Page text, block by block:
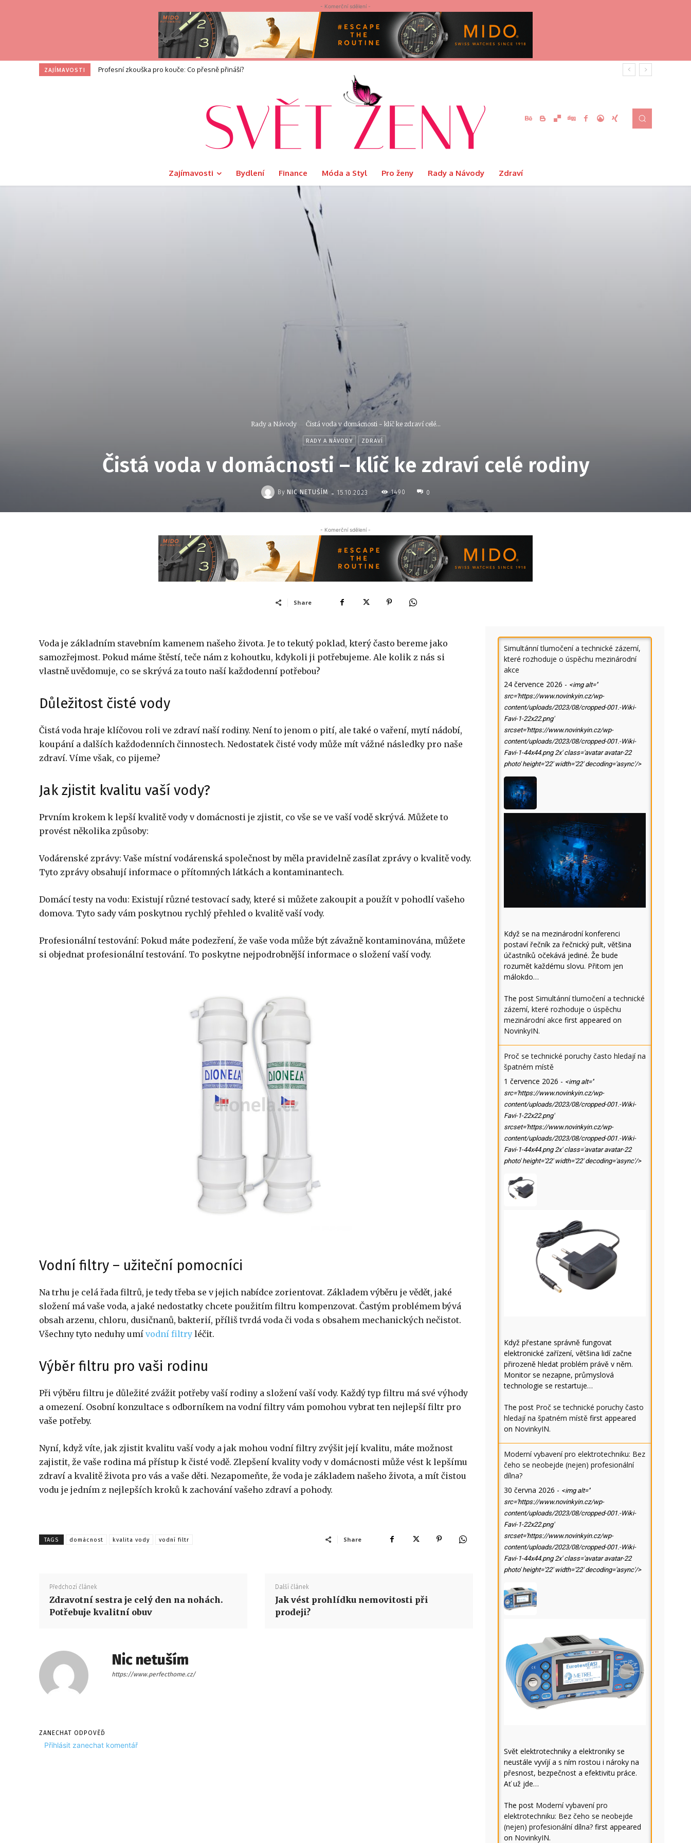
- Komerční sdělení -
ZAJÍMAVOSTI Profesní zkouška pro kouče: Co přesně přináší?
I na toaletě si zasloužíte dotek luxusu. Velvet představuje limitovanou edici Ritual s podmanivou vůní Orientu
Zajímavosti Bydlení Finance Móda a Styl Pro ženy Rady a Návody Zdraví
Rady a Návody Čistá voda v domácnosti - klíč ke zdraví celé...
RADY A NÁVODY ZDRAVÍ
Čistá voda v domácnosti – klíč ke zdraví celé rodiny
By NIC NETUŠÍM - 15.10.2023 1490 0
- Komerční sdělení -
Share
Voda je základním stavebním kamenem našeho života. Je to tekutý poklad, který často bereme jako
samozřejmost. Pokud máme štěstí, teče nám z kohoutku, kdykoli ji potřebujeme. Ale kolik z nás si
vlastně uvědomuje, co se skrývá za touto naší každodenní potřebou?
Důležitost čisté vody
Čistá voda hraje klíčovou roli ve zdraví naší rodiny. Není to jenom o pití, ale také o vaření, mytí nádobí,
koupání a dalších každodenních činnostech. Nedostatek čisté vody může mít vážné následky pro naše
zdraví. Víme však, co pijeme?
Jak zjistit kvalitu vaší vody?
Prvním krokem k lepší kvalitě vody v domácnosti je zjistit, co vše se ve vaší vodě skrývá. Můžete to
provést několika způsoby:
Vodárenské zprávy: Vaše místní vodárenská společnost by měla pravidelně zasílat zprávy o kvalitě vody.
Tyto zprávy obsahují informace o přítomných látkách a kontaminantech.
Domácí testy na vodu: Existují různé testovací sady, které si můžete zakoupit a použít v pohodlí vašeho
domova. Tyto sady vám poskytnou rychlý přehled o kvalitě vaší vody.
Profesionální testování: Pokud máte podezření, že vaše voda může být závažně kontaminována, můžete
si objednat profesionální testování. To poskytne nejpodrobnější informace o složení vaší vody.
Vodní filtry – užiteční pomocníci
Na trhu je celá řada filtrů, je tedy třeba se v jejich nabídce zorientovat. Základem výběru je vědět, jaké
složení má vaše voda, a jaké nedostatky chcete použitím filtru kompenzovat. Častým problémem bývá
obsah arzenu, chloru, dusičnanů, bakterií, příliš tvrdá voda či voda s obsahem mechanických nečistot.
Všechny tyto neduhy umí vodní filtry léčit.
Výběr filtru pro vaši rodinu
Při výběru filtru je důležité zvážit potřeby vaší rodiny a složení vaší vody. Každý typ filtru má své výhody
a omezení. Osobní konzultace s odborníkem na vodní filtry vám pomohou vybrat ten nejlepší filtr pro
vaše potřeby.
Nyní, když víte, jak zjistit kvalitu vaší vody a jak mohou vodní filtry zvýšit její kvalitu, máte možnost
zajistit, že vaše rodina má přístup k čisté vodě. Zlepšení kvality vody v domácnosti může vést k lepšímu
zdraví a kvalitě života pro vás a vaše děti. Nezapomeňte, že voda je základem našeho života, a mít čistou
vodu je jedním z nejlepších kroků k zachování vašeho zdraví a pohody.
TAGS domácnost kvalita vody vodní filtr Share
Předchozí článek
Zdravotní sestra je celý den na nohách.
Potřebuje kvalitní obuv
Další článek
Jak vést prohlídku nemovitosti při
prodeji?
Nic netuším
https://www.perfecthome.cz/
ZANECHAT ODPOVĚĎ
Přihlásit zanechat komentář
Simultánní tlumočení a technické zázemí,
které rozhoduje o úspěchu mezinárodní
akce
24 července 2026 - <img alt=''
src='https://www.novinkyin.cz/wp-
content/uploads/2023/08/cropped-001.-Wiki-
Favi-1-22x22.png'
srcset='https://www.novinkyin.cz/wp-
content/uploads/2023/08/cropped-001.-Wiki-
Favi-1-44x44.png 2x' class='avatar avatar-22
photo' height='22' width='22' decoding='async'/>
Když se na mezinárodní konferenci
postaví řečník za řečnický pult, většina
účastníků očekává jediné. Že bude
rozumět každému slovu. Přitom jen
málokdo…
The post Simultánní tlumočení a technické
zázemí, které rozhoduje o úspěchu
mezinárodní akce first appeared on
NovinkyIN.
Proč se technické poruchy často hledají na
špatném místě
1 července 2026 - <img alt=''
src='https://www.novinkyin.cz/wp-
content/uploads/2023/08/cropped-001.-Wiki-
Favi-1-22x22.png'
srcset='https://www.novinkyin.cz/wp-
content/uploads/2023/08/cropped-001.-Wiki-
Favi-1-44x44.png 2x' class='avatar avatar-22
photo' height='22' width='22' decoding='async'/>
Když přestane správně fungovat
elektronické zařízení, většina lidí začne
přirozeně hledat problém právě v něm.
Monitor se nezapne, průmyslová
technologie se restartuje…
The post Proč se technické poruchy často
hledají na špatném místě first appeared
on NovinkyIN.
Moderní vybavení pro elektrotechniku: Bez
čeho se neobejde (nejen) profesionální
dílna?
30 června 2026 - <img alt=''
src='https://www.novinkyin.cz/wp-
content/uploads/2023/08/cropped-001.-Wiki-
Favi-1-22x22.png'
srcset='https://www.novinkyin.cz/wp-
content/uploads/2023/08/cropped-001.-Wiki-
Favi-1-44x44.png 2x' class='avatar avatar-22
photo' height='22' width='22' decoding='async'/>
Svět elektrotechniky a elektroniky se
neustále vyvíjí a s ním rostou i nároky na
přesnost, bezpečnost a efektivitu práce.
Ať už jde…
The post Moderní vybavení pro
elektrotechniku: Bez čeho se neobejde
(nejen) profesionální dílna? first appeared
on NovinkyIN.